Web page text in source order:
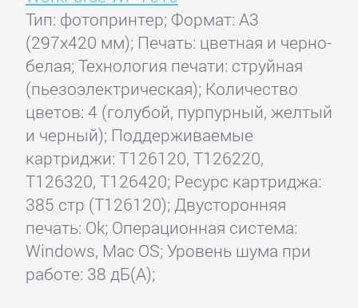
Тип: фотопринтер; Формат: A3
(297x420 мм); Печать: цветная и черно-
белая; Технология печати: струйная
(пьезоэлектрическая); Количество
цветов: 4 (голубой, пурпурный, желтый
и черный); Поддерживаемые
картриджи: T126120, T126220,
T126320, T126420; Ресурс картриджа:
385 стр (T126120); Двусторонняя
печать: Ok; Операционная система:
Windows, Mac OS; Уровень шума при
работе: 38 дБ(А);